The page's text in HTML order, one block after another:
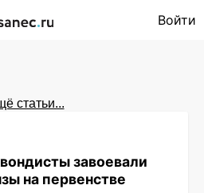
Войти
статьи...
завоевали
на первенстве